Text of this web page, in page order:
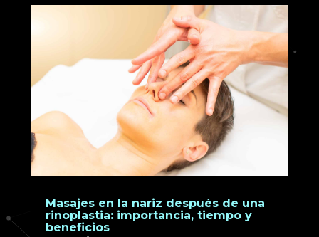
Masajes en la nariz después de una
rinoplastia: importancia, tiempo y
beneficios